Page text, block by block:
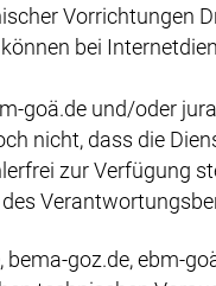
Vorrichtungen
bei
goä.de und/oder
nicht, dass die
zur Verfügung
goz.de, ebm-